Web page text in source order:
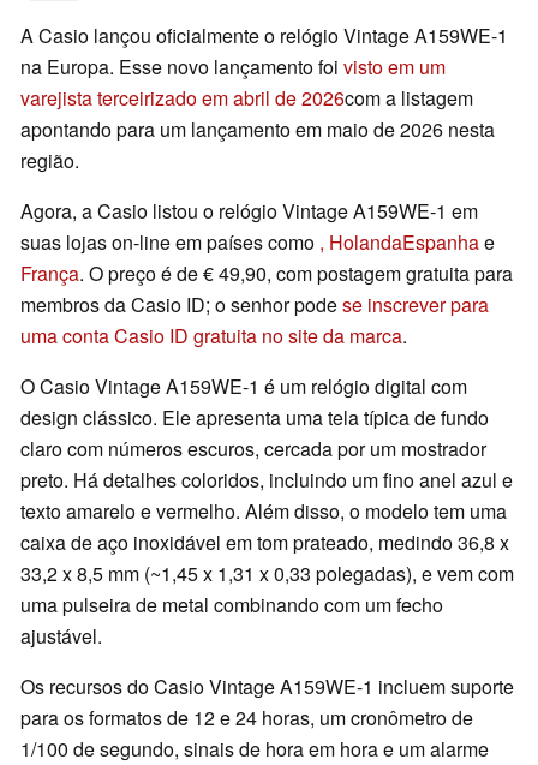
A Casio lançou oficialmente o relógio Vintage A159WE-1
na Europa. Esse novo lançamento foi visto em um
varejista terceirizado em abril de 2026com a listagem
apontando para um lançamento em maio de 2026 nesta
região.
Agora, a Casio listou o relógio Vintage A159WE-1 em
suas lojas on-line em países como , HolandaEspanhae
França. O preço é de € 49,90, com postagem gratuita para
membros da Casio ID; o senhor podese inscrever para
uma conta Casio ID gratuita no site da marca.
O Casio Vintage A159WE-1 é um relógio digital com
design clássico. Ele apresenta uma tela típica de fundo
claro com números escuros, cercada por um mostrador
preto. Há detalhes coloridos, incluindo um fino anel azul e
texto amarelo e vermelho. Além disso, o modelo tem uma
caixa de aço inoxidável em tom prateado, medindo 36,8 x
33,2 x 8,5 mm (~1,45 x 1,31 x 0,33 polegadas), e vem com
uma pulseira de metal combinando com um fecho
ajustável.
Os recursos do Casio Vintage A159WE-1 incluem suporte
para os formatos de 12 e 24 horas, um cronômetro de
1/100 de segundo, sinais de hora em hora e um alarme